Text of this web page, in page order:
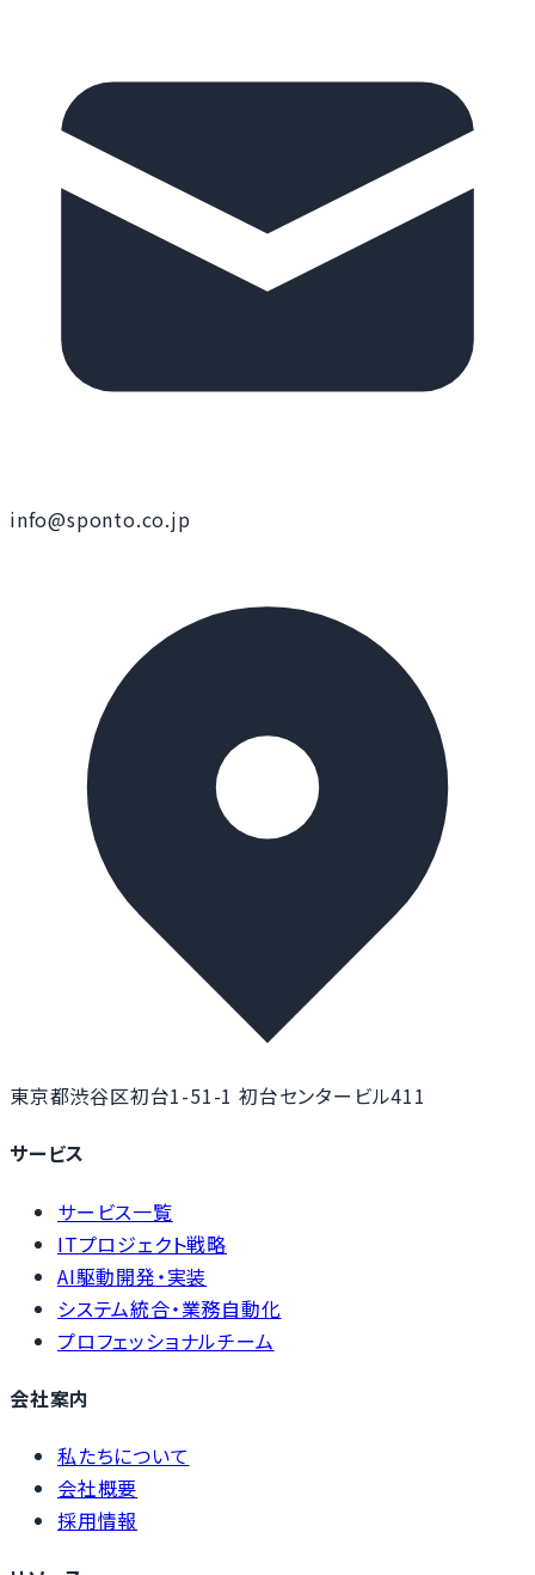
info@sponto.co.jp
東京都渋谷区初台1-51-1 初台センタービル411
サービス
サービス一覧
ITプロジェクト戦略
AI駆動開発・実装
システム統合・業務自動化
プロフェッショナルチーム
会社案内
私たちについて
会社概要
採用情報